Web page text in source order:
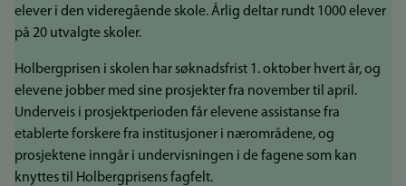
elever i den videregående skole. Årlig deltar rundt 1000 elever
på 20 utvalgte skoler.
Holbergprisen i skolen har søknadsfrist 1. oktober hvert år, og
elevene jobber med sine prosjekter fra november til april.
Underveis i prosjektperioden får elevene assistanse fra
etablerte forskere fra institusjoner i nærområdene, og
prosjektene inngår i undervisningen i de fagene som kan
knyttes til Holbergprisens fagfelt.